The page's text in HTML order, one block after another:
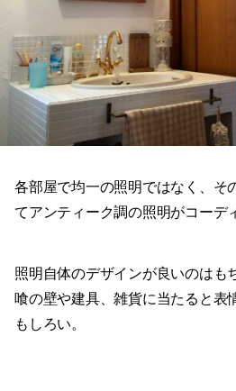
各部屋で均一の照明ではなく、そ
てアンティーク調の照明がコーデ
照明自体のデザインが良いのはも
喰の壁や建具、雑貨に当たると表
もしろい。